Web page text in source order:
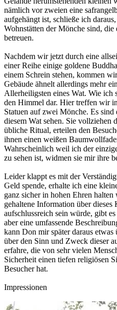
nämlich vor zweien eine
aufgehängt ist, schließe ich
Wohnstätten der Mönche sind, die
betreuen.
Nachdem wir jetzt durch eine
einer Reihe einige goldene
einem Schrein stehen, kommen
Gebäude ähnelt allerdings mehr
Allerheiligsten eines Wat. Wie ich
den Himmel dar. Hier treffen wir
Statuen auf zwei Mönche. Es
diesem Wat sehen. Sie vollziehen
übliche Ritual, erteilen den
ihnen einen weißen
Wahrscheinlich weil ich der
zu sehen ist, widmen sie mir ihre
Leider klappt es mit der
Geld spende, erhalte ich eine
ganz sicher in hohen Ehren
gehaltene Information über dieses
aufschlussreich sein würde, gibt
aber eine umfassende
kann Don mir später daraus
über den Sinn und Zweck dieser
erfahre, die von sehr vielen
Sicherheit einen tiefen religiösen
Besucher hat.
Impressionen